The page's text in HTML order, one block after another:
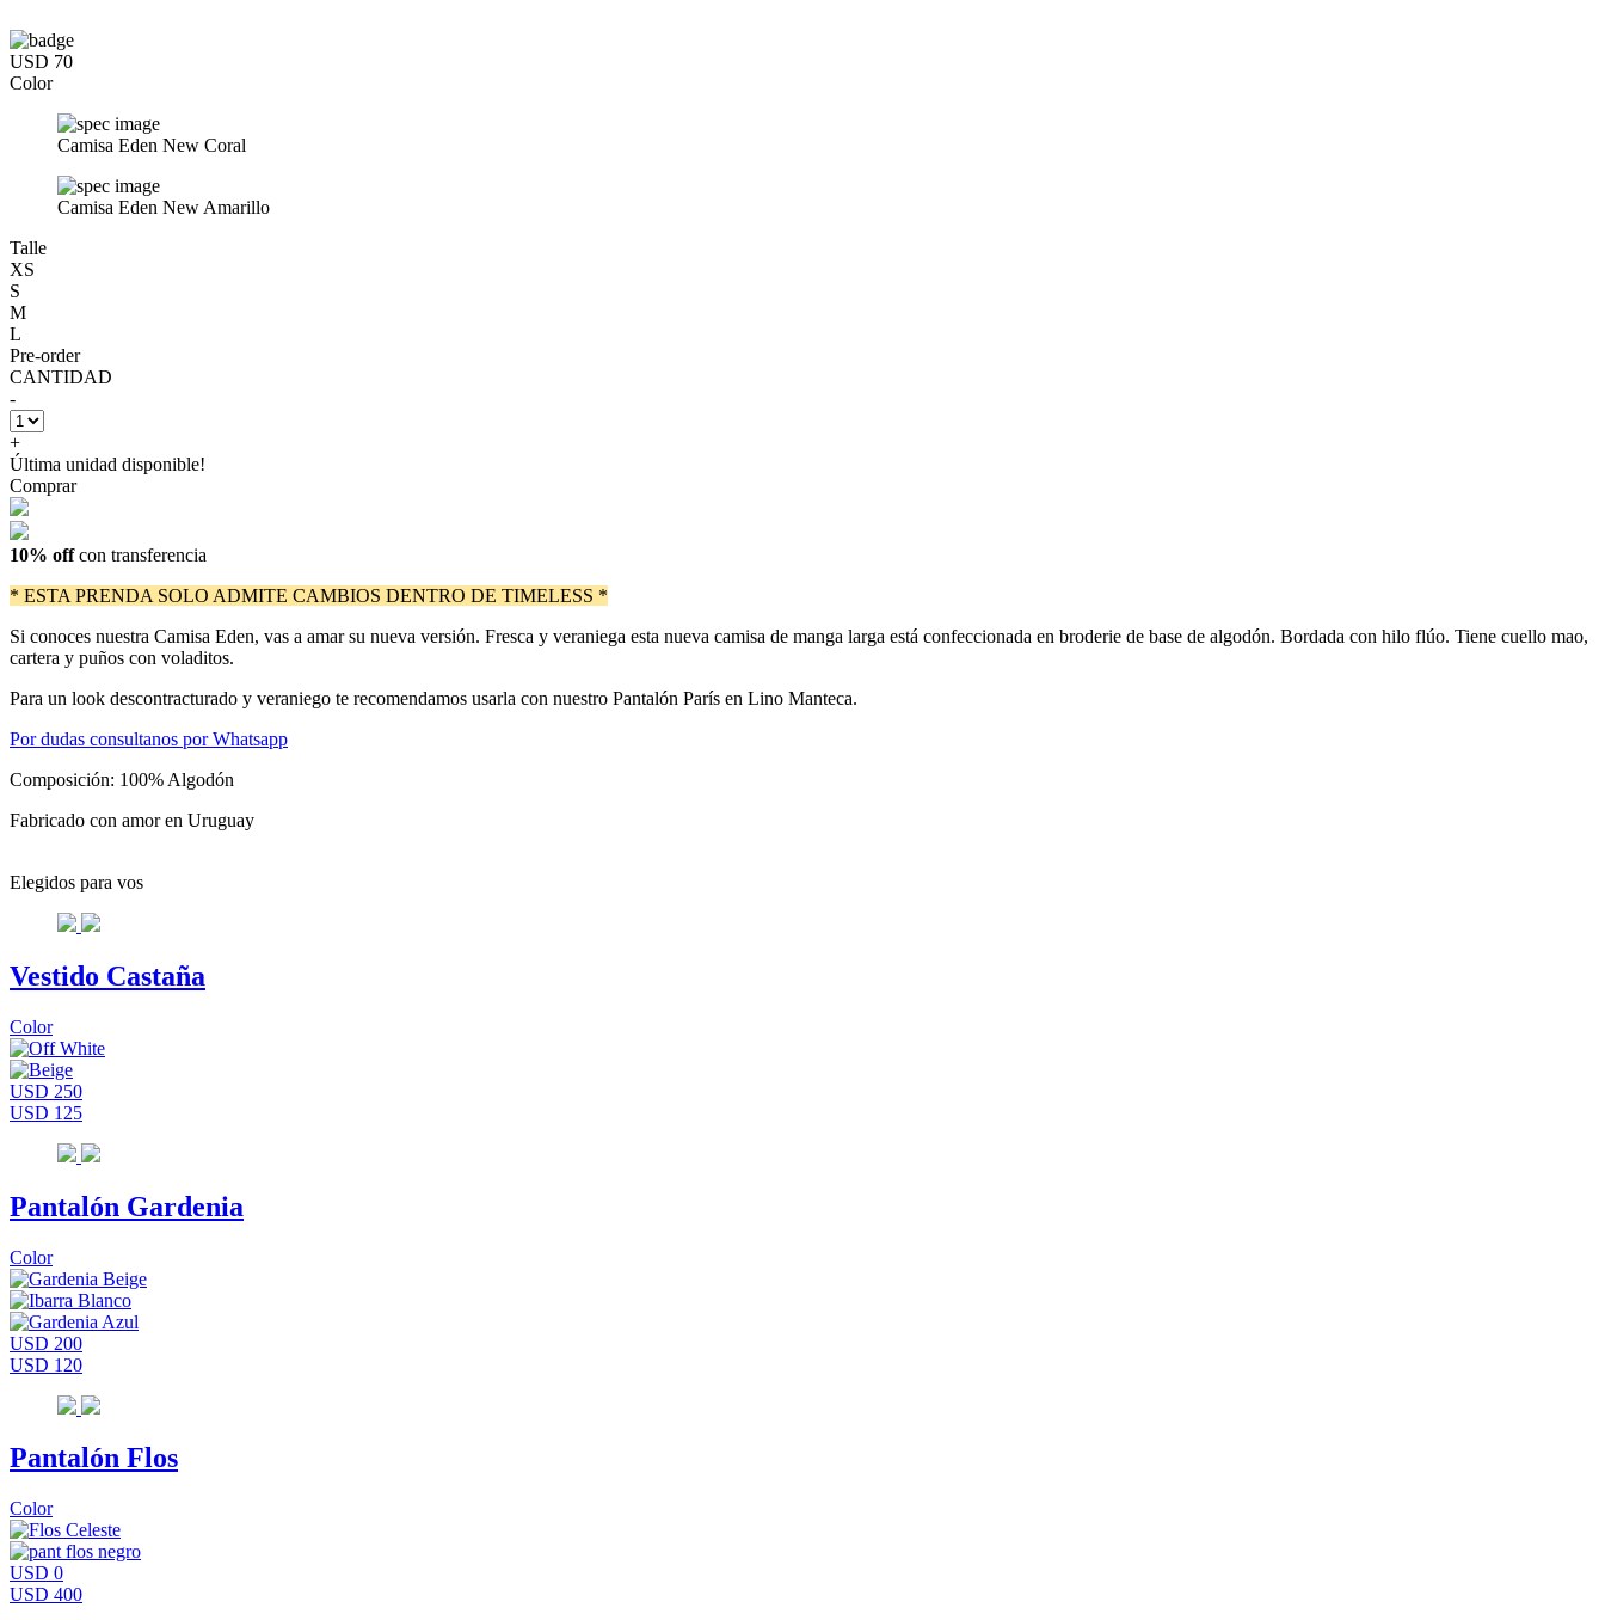
USD 70
Color
Camisa Eden New Coral
Camisa Eden New Amarillo
Talle
XS
S
M
L
Pre-order
CANTIDAD
-
+
Última unidad disponible!
Comprar
10% offcon transferencia
* ESTA PRENDA SOLO ADMITE CAMBIOS DENTRO DE TIMELESS *
Si conoces nuestra Camisa Eden, vas a amar su nueva versión. Fresca y veraniega esta nueva camisa de manga larga está confeccionada en broderie de base de algodón. Bordada con hilo flúo. Tiene cuello mao,
cartera y puños con voladitos.
Para un look descontracturado y veraniego te recomendamos usarla con nuestro Pantalón París en Lino Manteca.
Por dudas consultanos por Whatsapp
Composición: 100% Algodón
Fabricado con amor en Uruguay
Elegidos para vos
Vestido Castaña
Color
USD 250
USD 125
Pantalón Gardenia
Color
USD 200
USD 120
Pantalón Flos
Color
USD 0
USD 400